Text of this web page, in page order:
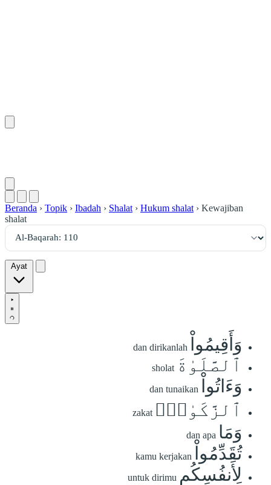
Beranda › Topik › Ibadah › Shalat › Hukum shalat › Kewajiban
shalat
Ayat
وَأَقِيمُواْ dan dirikanlah
ٱلصَّلَوٰةَ sholat
وَءَاتُواْ dan tunaikan
ٱلزَّكَوٰةَۚ zakat
وَمَا dan apa
تُقَدِّمُواْ kamu kerjakan
لِأَنفُسِكُم untuk dirimu